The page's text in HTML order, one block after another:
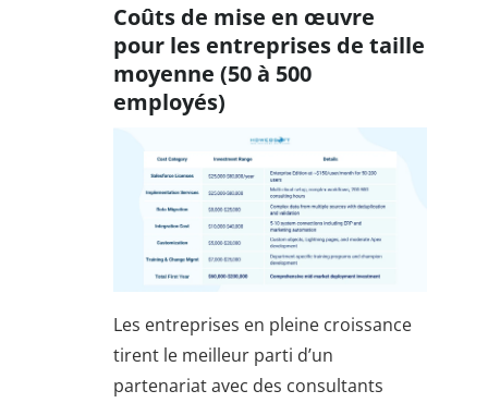
Coûts de mise en œuvre
pour les entreprises de taille
moyenne (50 à 500
employés)
Les entreprises en pleine croissance
tirent le meilleur parti d’un
partenariat avec des consultants